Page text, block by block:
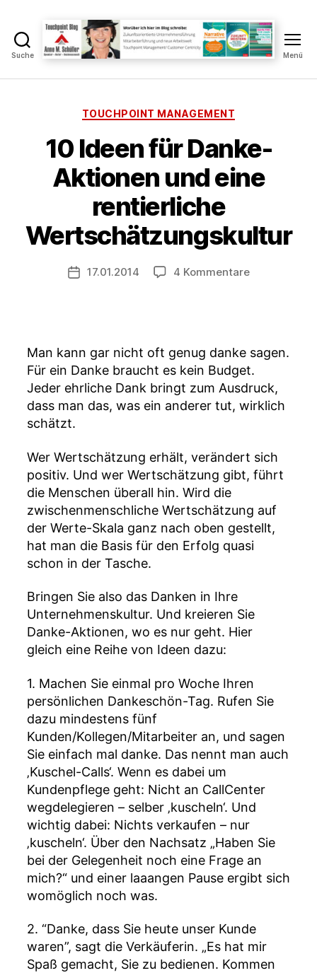
Suche
Touchpoint
Blog
M.
Schüller
Menü
Kategorien
TOUCHPOINT MANAGEMENT
10 Ideen für Danke-
Aktionen und eine
rentierliche
Wertschätzungskultur
Beitragsautor
o
A
S
e
r
Veröffentlichungsdatum
17.01.2014 4 Kommentarezu
Aktionen
und
eine
rentierliche
Man kann gar nicht oft genug danke sagen.
Für ein Danke braucht es kein Budget.
Jeder ehrliche Dank bringt zum Ausdruck,
dass man das, was ein anderer tut, wirklich
schätzt.
Wer Wertschätzung erhält, verändert sich
positiv. Und wer Wertschätzung gibt, führt
die Menschen überall hin. Wird die
zwischenmenschliche Wertschätzung auf
der Werte-Skala ganz nach oben gestellt,
hat man die Basis für den Erfolg quasi
schon in der Tasche.
Bringen Sie also das Danken in Ihre
Unternehmenskultur. Und kreieren Sie
Danke-Aktionen, wo es nur geht. Hier
gleich eine Reihe von Ideen dazu:
1. Machen Sie einmal pro Woche Ihren
persönlichen Dankeschön-Tag. Rufen Sie
dazu mindestens fünf
Kunden/Kollegen/Mitarbeiter an, und sagen
Sie einfach mal danke. Das nennt man auch
‚Kuschel-Calls‘. Wenn es dabei um
Kundenpflege geht: Nicht an CallCenter
wegdelegieren – selber ‚kuscheln‘. Und
wichtig dabei: Nichts verkaufen – nur
‚kuscheln‘. Über den Nachsatz „Haben Sie
bei der Gelegenheit noch eine Frage an
mich?“ und einer laaangen Pause ergibt sich
womöglich noch was.
2. “Danke, dass Sie heute unser Kunde
waren”, sagt die Verkäuferin. „Es hat mir
Spaß gemacht, Sie zu bedienen. Kommen